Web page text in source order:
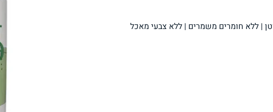
פסטה, אטריות וקטניות תבשילים ומרקים- 100% טבעי ללא גלוטן | ללא חומרים משמרים | ללא צבעי מאכל